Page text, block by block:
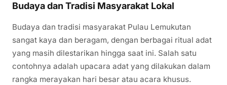
Budaya dan Tradisi Masyarakat Lokal
Budaya dan tradisi masyarakat Pulau Lemukutan
sangat kaya dan beragam, dengan berbagai ritual adat
yang masih dilestarikan hingga saat ini. Salah satu
contohnya adalah upacara adat yang dilakukan dalam
rangka merayakan hari besar atau acara khusus.